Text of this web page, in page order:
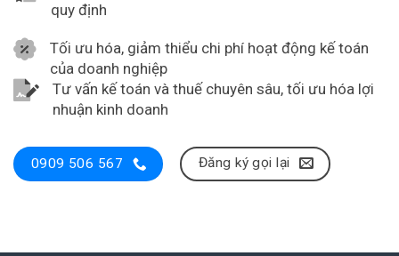
quy định
Tối ưu hóa, giảm thiểu chi phí hoạt động kế toán
của doanh nghiệp
Tư vấn kế toán và thuế chuyên sâu, tối ưu hóa lợi
nhuận kinh doanh
0909 506 567 Đăng ký gọi lại